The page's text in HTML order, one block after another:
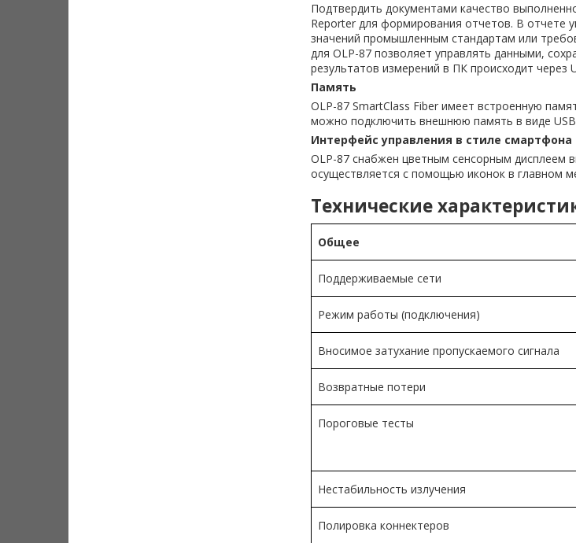
Подтвердить документами качество
Reporter для формирования отчетов. В отчете
значений промышленным стандартам или
для OLP-87 позволяет управлять данными,
результатов измерений в ПК происходит через
Память
OLP-87 SmartClass Fiber имеет встроенную
можно подключить внешнюю память в виде
Интерфейс управления в стиле смартфона
OLP-87 снабжен цветным сенсорным дисплеем
осуществляется с помощью иконок в главном
Технические
Общее
Поддерживаемые сети
Режим работы (подключения)
Вносимое затухание пропускаемого сигнала
Возвратные потери
Пороговые тесты
Нестабильность излучения
Полировка коннектеров